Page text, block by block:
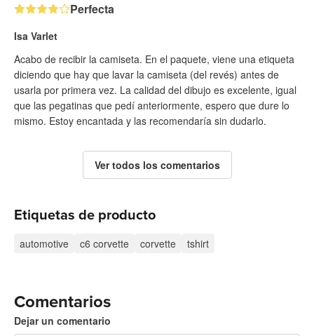
Perfecta
Isa Varlet
Acabo de recibir la camiseta. En el paquete, viene una etiqueta
diciendo que hay que lavar la camiseta (del revés) antes de
usarla por primera vez. La calidad del dibujo es excelente, igual
que las pegatinas que pedí anteriormente, espero que dure lo
mismo. Estoy encantada y las recomendaría sin dudarlo.
Ver todos los comentarios
Etiquetas de producto
automotive c6 corvette corvette tshirt
Comentarios
Dejar un comentario